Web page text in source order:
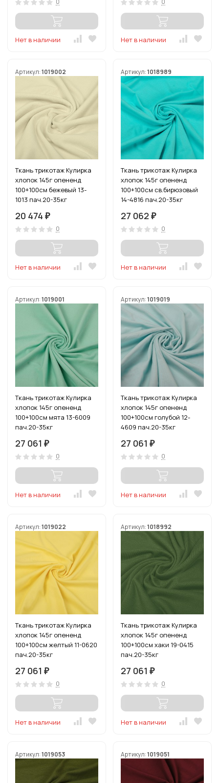
Нет в наличии Нет в наличии
Артикул:1019002
Ткань трикотаж Кулирка
хлопок 145г опененд
100+100см бежевый 13-
1013 пач.20-35кг
20 474 ₽
0
Нет в наличии
Артикул:1018989
Ткань трикотаж Кулирка
хлопок 145г опененд
100+100см св.бирюзовый
14-4816 пач.20-35кг
27 062 ₽
0
Нет в наличии
Артикул:1019001
Ткань трикотаж Кулирка
хлопок 145г опененд
100+100см мята 13-6009
пач.20-35кг
27 061 ₽
0
Нет в наличии
Артикул:1019019
Ткань трикотаж Кулирка
хлопок 145г опененд
100+100см голубой 12-
4609 пач.20-35кг
27 061 ₽
0
Нет в наличии
Артикул:1019022
Ткань трикотаж Кулирка
хлопок 145г опененд
100+100см желтый 11-0620
пач.20-35кг
27 061 ₽
0
Нет в наличии
Артикул:1018992
Ткань трикотаж Кулирка
хлопок 145г опененд
100+100см хаки 19-0415
пач.20-35кг
27 061 ₽
0
Нет в наличии
Артикул:1019053 Артикул:1019051